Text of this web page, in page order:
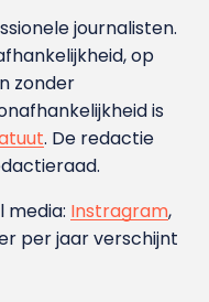
journalisten.
op
zonder
is
. De redactie
media: Instragram,
per jaar verschijnt